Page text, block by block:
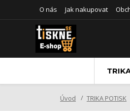
O nás Jak nakupovat
Úvod TRIKA POTISK